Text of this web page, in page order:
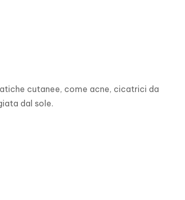
cutanee, come acne, cicatrici da
dal sole.